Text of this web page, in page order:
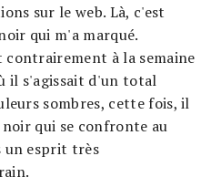
sur le web. Là, c'est
qui m'a marqué.
contrairement à la semaine
il s'agissait d'un total
sombres, cette fois, il
qui se confronte au
un esprit très